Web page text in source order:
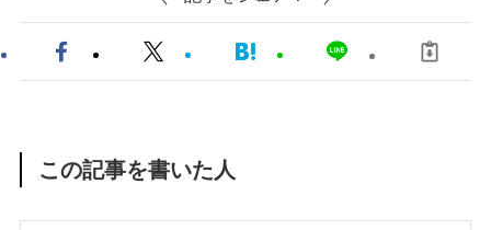
この記事を書いた人